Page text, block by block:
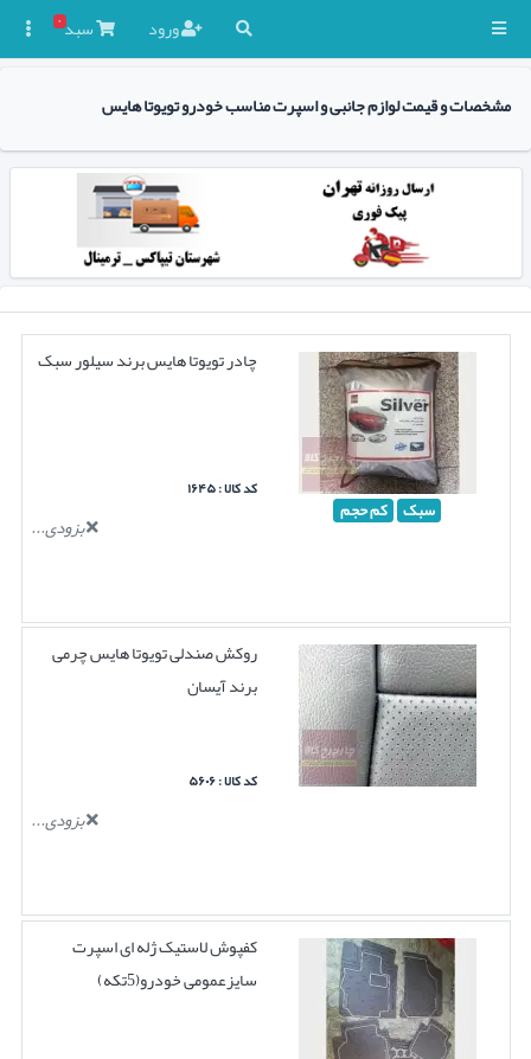
ورود سبد۰
مشخصات و قیمت لوازم جانبی و اسپرت مناسب خودرو تویوتا هایس
سبک کم حجم
چادر تویوتا هایس برند سیلور سبک
کد کالا : ۱۶۴۵
بزودی...
روکش صندلی تویوتا هایس چرمی
برند آیسان
کد کالا : ۵۶۰۶
بزودی...
کفپوش لاستیک ژله ای اسپرت
سایزعمومی خودرو(5تکه)